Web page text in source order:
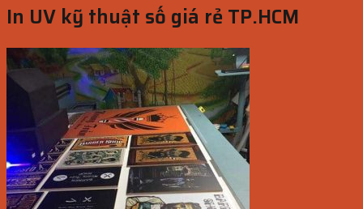
In UV kỹ thuật số giá rẻ TP.HCM